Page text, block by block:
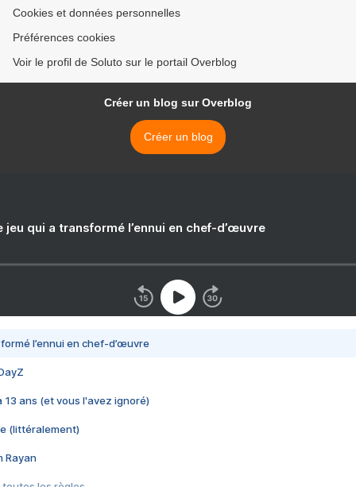
Cookies et données personnelles
Préférences cookies
Voir le profil de Soluto sur le portail Overblog
Créer un blog sur Overblog
Créer un blog
jeu qui a transformé l’ennui en chef-d’œuvre
l’ennui en chef-d’œuvre
13 ans (et vous l'avez ignoré)
(littéralement)
Rayan